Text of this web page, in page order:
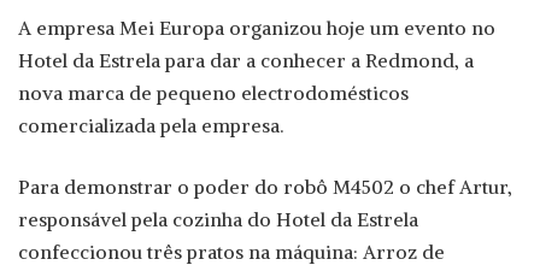
A empresa Mei Europa organizou hoje um evento no
Hotel da Estrela para dar a conhecer a Redmond, a
nova marca de pequeno electrodomésticos
comercializada pela empresa.
Para demonstrar o poder do robô M4502 o chef Artur,
responsável pela cozinha do Hotel da Estrela
confeccionou três pratos na máquina: Arroz de